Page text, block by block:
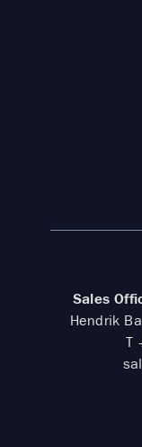
Sales
Hendrik
T